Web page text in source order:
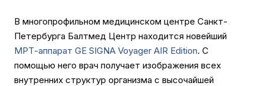
В многопрофильном медицинском центре Санкт-
Петербурга Балтмед Центр находится новейший
МРТ-аппарат GE SIGNA Voyager AIR Edition. С
помощью него врач получает изображения всех
внутренних структур организма с высочайшей